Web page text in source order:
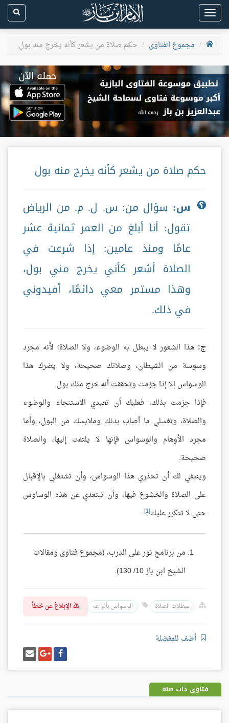
Toggle
navigation
مجموع الفتاوى
حكم صلاة من يشعر كأنه يخرج منه بول
حكم صلاة من يشعر كأنه يخرج منه بول
س: سؤال من: س. ل. م. من الرياض
تقول: أنا أبلغ من العمر ثمانية عشر
عامًا ومنذ عامين: إذا شرعت في
الصلاة أشعر كأني يخرج مني بول،
وهذا مستمر معي دائمًا، أفيدوني
في ذلك.
ج: هذا الشعور لا يبطل به الوضوء، ولا الصلاة؛ لأنه مجرد
وسوسة من الشيطان، وصلاتك صحيحة، ولا يضرك هذا
الوسواس إلا إذا جزمت وتحققت أنه خرج منك بول.
فإذا جزمت بذلك، فعليك أن تعيدي الاستنجاء والوضوء
والصلاة، وتغسلي ما أصاب بدنك وملابسك من البول، وأما
مجرد الأوهام والوسواس فإنها لا يلتفت إليها، والصلاة
صحيحة.
وينبغي لك أن تحذري هذا الوسواس، وأن تشتغلي بالإقبال
على الصلاة والخشوع فيها، وأن تبتعدي عن هذه الوساوس
حتى لا تتكرر عليك[1]
.
من برنامج نور على الدرب، (مجموع فتاوى ومقالات
الشيخ ابن باز 10/ 130).
مبطلات الصلاة الوسواس بأنواعه الإبلاغ عن خطأ
أضف للمفضلة
شارك
على
فيسبوك
شارك
على
غوغل
بلس
إرسل
إيميل
فتاوى ذات صلة